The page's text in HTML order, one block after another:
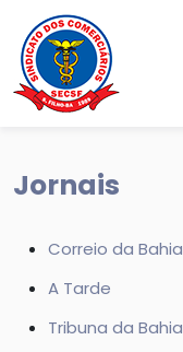
Jornais
Correio da Bahia
A Tarde
Tribuna da Bahia